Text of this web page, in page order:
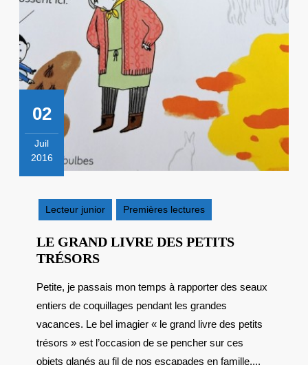
02
Juil
2016
2016
Lecteur junior
Premières lectures
LE GRAND LIVRE DES PETITS
TRÉSORSLE
LIVRE
DES
PETITS
TRÉSORS
Petite, je passais mon temps à rapporter des seaux
entiers de coquillages pendant les grandes
vacances. Le bel imagier « le grand livre des petits
trésors » est l’occasion de se pencher sur ces
objets glanés au fil de nos escapades en famille....